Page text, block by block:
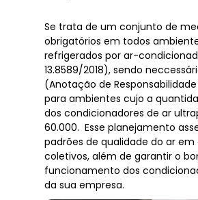
Se trata de um conjunto de
obrigatórios em todos
refrigerados por ar-
13.8589/2018), sendo
(Anotação de
para ambientes cujo a
dos condicionadores de ar
60.000. Esse planejamento
padrões de qualidade do ar
coletivos, além de garantir o
funcionamento dos
da sua empresa.